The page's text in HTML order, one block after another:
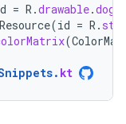
= R .drawable.dog
(id = R .
(
. kt